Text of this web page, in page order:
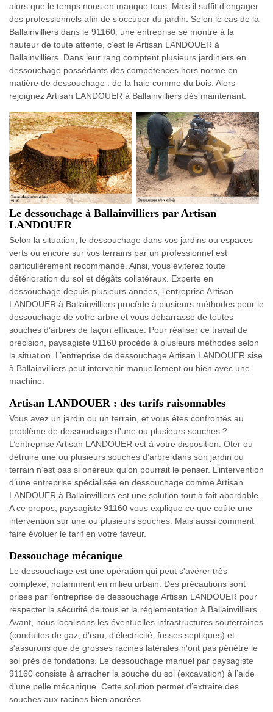
alors que le temps nous en manque tous. Mais il suffit d’engager
des professionnels afin de s’occuper du jardin. Selon le cas de la
Ballainvilliers dans le 91160, une entreprise se montre à la
hauteur de toute attente, c’est le Artisan LANDOUER à
Ballainvilliers. Dans leur rang comptent plusieurs jardiniers en
dessouchage possédants des compétences hors norme en
matière de dessouchage : de la haie comme du bois. Alors
rejoignez Artisan LANDOUER à Ballainvilliers dès maintenant.
Le dessouchage à Ballainvilliers par Artisan
LANDOUER
Selon la situation, le dessouchage dans vos jardins ou espaces
verts ou encore sur vos terrains par un professionnel est
particulièrement recommandé. Ainsi, vous éviterez toute
détérioration du sol et dégâts collatéraux. Experte en
dessouchage depuis plusieurs années, l’entreprise Artisan
LANDOUER à Ballainvilliers procède à plusieurs méthodes pour le
dessouchage de votre arbre et vous débarrasse de toutes
souches d’arbres de façon efficace. Pour réaliser ce travail de
précision, paysagiste 91160 procède à plusieurs méthodes selon
la situation. L’entreprise de dessouchage Artisan LANDOUER sise
à Ballainvilliers peut intervenir manuellement ou bien avec une
machine.
Artisan LANDOUER : des tarifs raisonnables
Vous avez un jardin ou un terrain, et vous êtes confrontés au
problème de dessouchage d’une ou plusieurs souches ?
L’entreprise Artisan LANDOUER est à votre disposition. Oter ou
détruire une ou plusieurs souches d’arbre dans son jardin ou
terrain n’est pas si onéreux qu’on pourrait le penser. L’intervention
d’une entreprise spécialisée en dessouchage comme Artisan
LANDOUER à Ballainvilliers est une solution tout à fait abordable.
A ce propos, paysagiste 91160 vous explique ce que coûte une
intervention sur une ou plusieurs souches. Mais aussi comment
faire évoluer le tarif en votre faveur.
Dessouchage mécanique
Le dessouchage est une opération qui peut s'avérer très
complexe, notamment en milieu urbain. Des précautions sont
prises par l’entreprise de dessouchage Artisan LANDOUER pour
respecter la sécurité de tous et la réglementation à Ballainvilliers.
Avant, nous localisons les éventuelles infrastructures souterraines
(conduites de gaz, d'eau, d'électricité, fosses septiques) et
s'assurons que de grosses racines latérales n'ont pas pénétré le
sol près de fondations. Le dessouchage manuel par paysagiste
91160 consiste à arracher la souche du sol (excavation) à l’aide
d’une pelle mécanique. Cette solution permet d’extraire des
souches aux racines bien ancrées.